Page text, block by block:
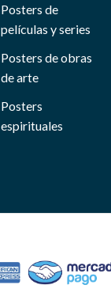
Posters de
películas y series
Posters de obras
de arte
Posters
espirituales